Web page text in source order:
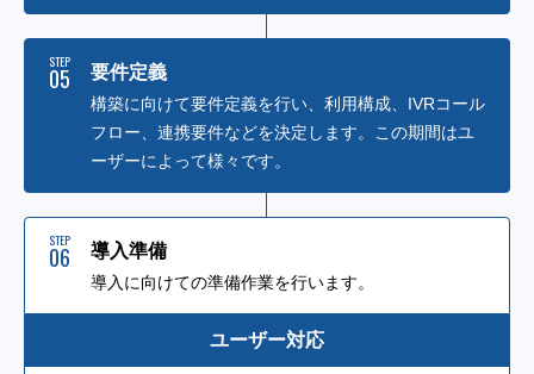
STEP
05 要件定義
構築に向けて要件定義を行い、利用構成、IVRコール
フロー、連携要件などを決定します。この期間はユ
ーザーによって様々です。
STEP
06 導入準備
導入に向けての準備作業を行います。
ユーザー対応